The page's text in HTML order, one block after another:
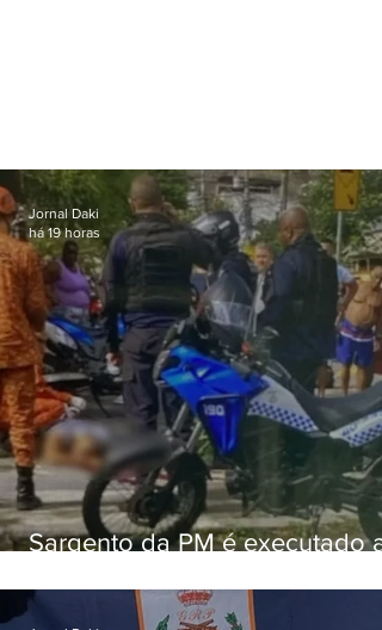
Sargento da PM é executado a
em Vaz Lobo
Jornal Daki
há 19 horas